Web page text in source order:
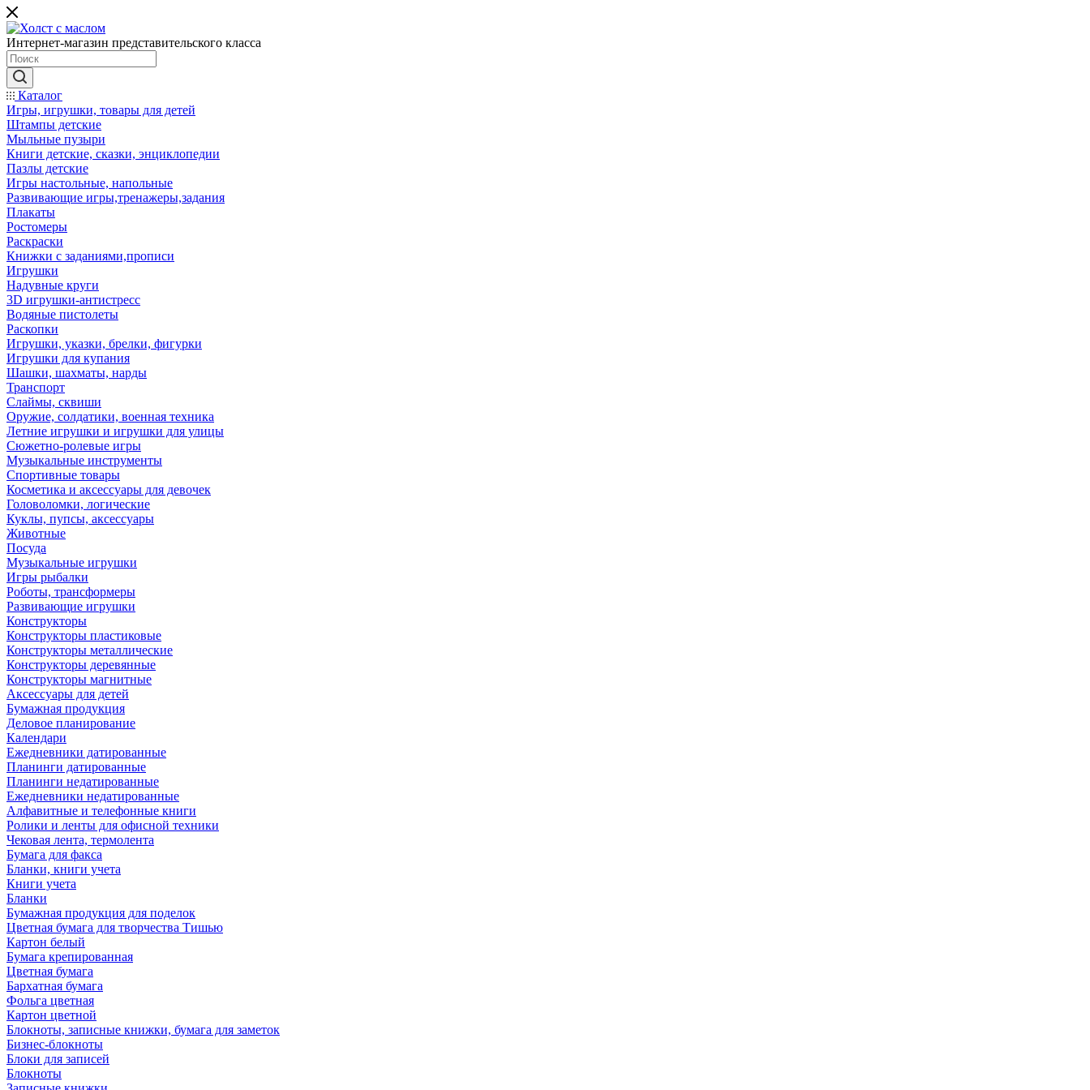
Интернет-магазин представительского класса
Каталог
Игры, игрушки, товары для детей
Штампы детские
Мыльные пузыри
Книги детские, сказки, энциклопедии
Пазлы детские
Игры настольные, напольные
Развивающие игры,тренажеры,задания
Плакаты
Ростомеры
Раскраски
Книжки с заданиями,прописи
Игрушки
Надувные круги
3D игрушки-антистресс
Водяные пистолеты
Раскопки
Игрушки, указки, брелки, фигурки
Игрушки для купания
Шашки, шахматы, нарды
Транспорт
Слаймы, сквиши
Оружие, солдатики, военная техника
Летние игрушки и игрушки для улицы
Сюжетно-ролевые игры
Музыкальные инструменты
Спортивные товары
Косметика и аксессуары для девочек
Головоломки, логические
Куклы, пупсы, аксессуары
Животные
Посуда
Музыкальные игрушки
Игры рыбалки
Роботы, трансформеры
Развивающие игрушки
Конструкторы
Конструкторы пластиковые
Конструкторы металлические
Конструкторы деревянные
Конструкторы магнитные
Аксессуары для детей
Бумажная продукция
Деловое планирование
Календари
Ежедневники датированные
Планинги датированные
Планинги недатированные
Ежедневники недатированные
Алфавитные и телефонные книги
Ролики и ленты для офисной техники
Чековая лента, термолента
Бумага для факса
Бланки, книги учета
Книги учета
Бланки
Бумажная продукция для поделок
Цветная бумага для творчества Тишью
Картон белый
Бумага крепированная
Цветная бумага
Бархатная бумага
Фольга цветная
Картон цветной
Блокноты, записные книжки, бумага для заметок
Бизнес-блокноты
Блоки для записей
Блокноты